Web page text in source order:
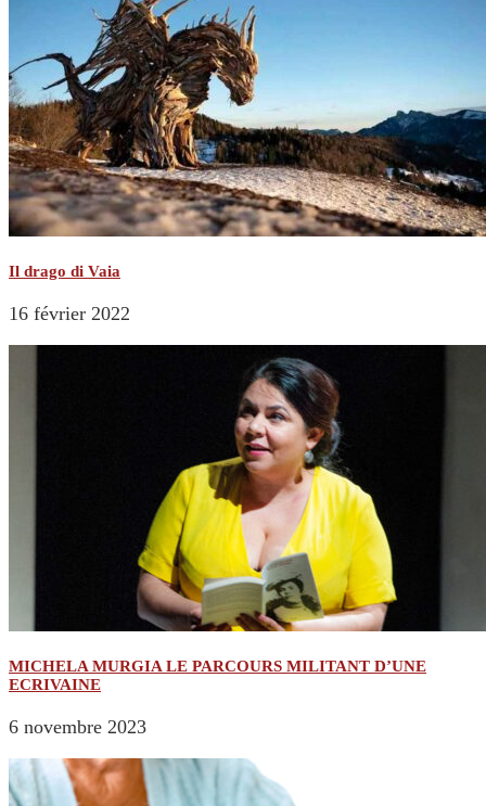
Il drago di Vaia
16 février 2022
MICHELA MURGIA LE PARCOURS MILITANT D’UNE
ECRIVAINE
6 novembre 2023